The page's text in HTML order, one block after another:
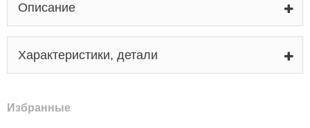
Описание
Характеристики, детали
Избранные